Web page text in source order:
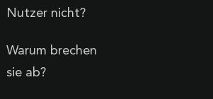
Nutzer nicht?
Warum brechen
sie ab?